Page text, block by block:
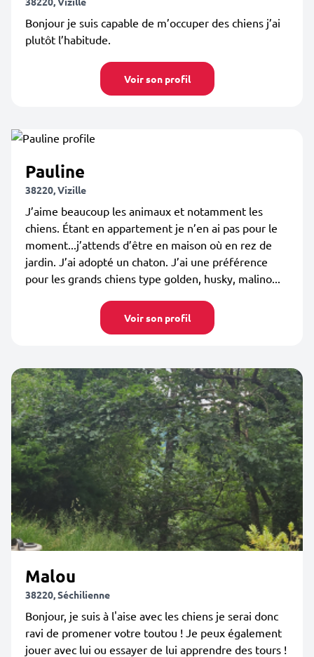
Bonjour je suis capable de m’occuper des chiens j’ai
plutôt l’habitude.
Voir son profil
Pauline
38220, Vizille
J’aime beaucoup les animaux et notamment les
chiens. Étant en appartement je n’en ai pas pour le
moment...j’attends d’être en maison où en rez de
jardin. J’ai adopté un chaton. J’ai une préférence
pour les grands chiens type golden, husky, malino...
Voir son profil
Malou
38220, Séchilienne
Bonjour, je suis à l'aise avec les chiens je serai donc
ravi de promener votre toutou ! Je peux également
jouer avec lui ou essayer de lui apprendre des tours !